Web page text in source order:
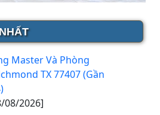
Master Và Phòng
TX 77407 (Gần
08/2026]